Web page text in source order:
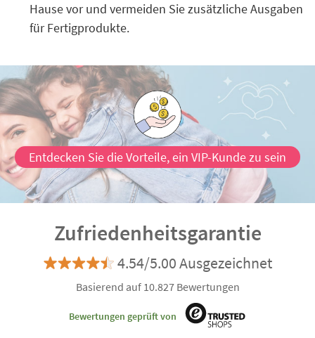
Hause vor und vermeiden Sie zusätzliche Ausgaben
für Fertigprodukte.
Entdecken Sie die Vorteile, ein VIP-Kunde zu sein
Zufriedenheitsgarantie
4.54/5.00 Ausgezeichnet
Basierend auf 10.827 Bewertungen
Bewertungen geprüft von